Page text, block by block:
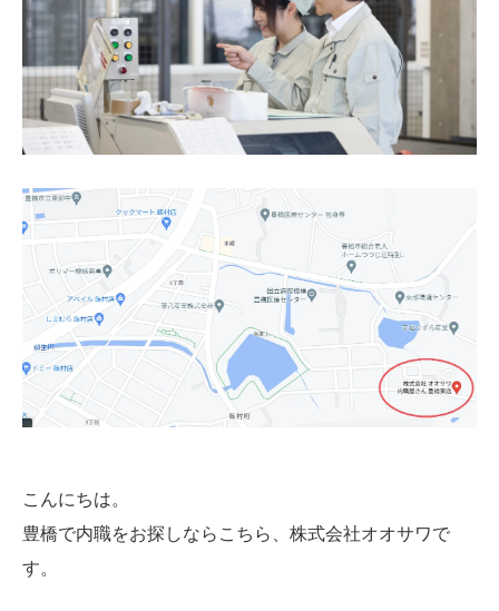
こんにちは。
豊橋で内職をお探しならこちら、株式会社オオサワで
す。